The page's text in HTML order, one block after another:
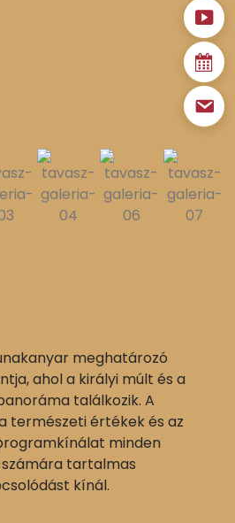
meghatározó
ahol a királyi múlt és a
találkozik. A
természeti értékek és az
minden
tartalmas
kínál.